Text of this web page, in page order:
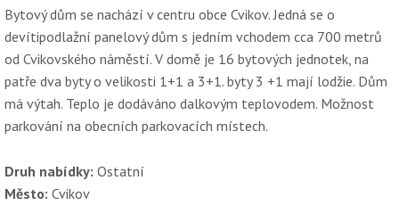
Bytový dům se nachází v centru obce Cvikov. Jedná se o
devítipodlažní panelový dům s jedním vchodem cca 700 metrů
od Cvikovského náměstí. V domě je 16 bytových jednotek, na
patře dva byty o velikosti 1+1 a 3+1. byty 3 +1 mají lodžie. Dům
má výtah. Teplo je dodáváno dalkovým teplovodem. Možnost
parkování na obecních parkovacích místech.
Druh nabídky: Ostatní
Město: Cvikov